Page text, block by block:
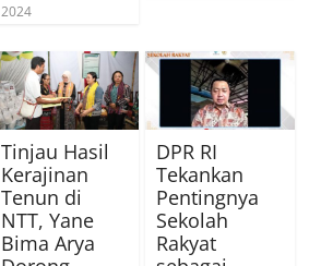
2024
Tinjau Hasil
Kerajinan
Tenun di
NTT, Yane
Bima Arya
DPR RI
Tekankan
Pentingnya
Sekolah
Rakyat